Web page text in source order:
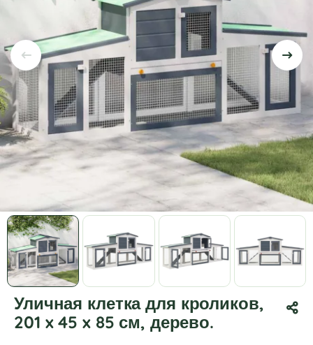
Уличная клетка для кроликов,
201 x 45 x 85 см, дерево.